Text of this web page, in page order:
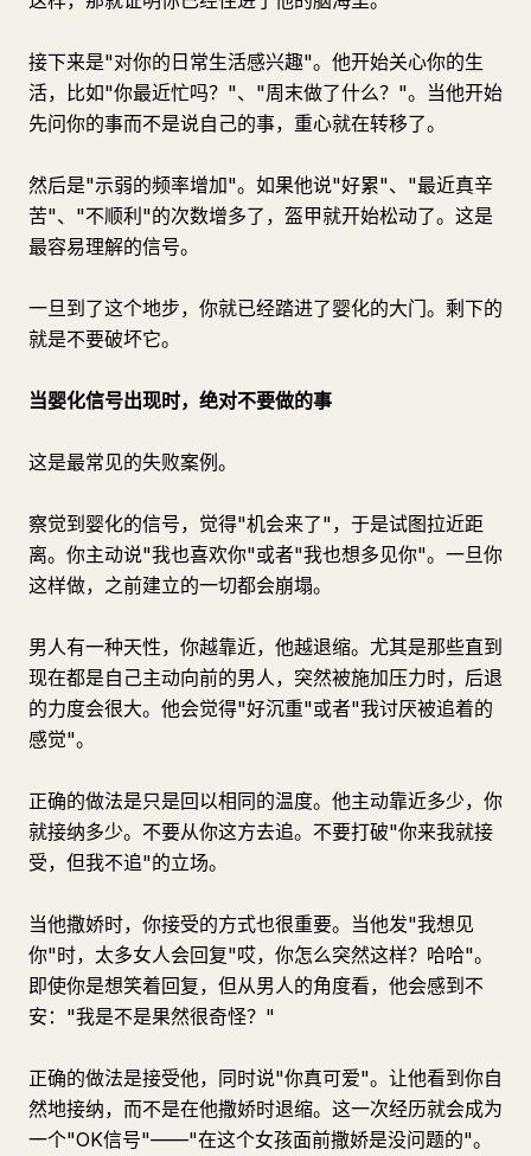
接下来是"对你的日常生活感兴趣"。他开始关心你的生
活，比如"你最近忙吗？"、"周末做了什么？"。当他开始
先问你的事而不是说自己的事，重心就在转移了。
然后是"示弱的频率增加"。如果他说"好累"、"最近真辛
苦"、"不顺利"的次数增多了，盔甲就开始松动了。这是
最容易理解的信号。
一旦到了这个地步，你就已经踏进了婴化的大门。剩下的
就是不要破坏它。
当婴化信号出现时，绝对不要做的事
这是最常见的失败案例。
察觉到婴化的信号，觉得"机会来了"，于是试图拉近距
离。你主动说"我也喜欢你"或者"我也想多见你"。一旦你
这样做，之前建立的一切都会崩塌。
男人有一种天性，你越靠近，他越退缩。尤其是那些直到
现在都是自己主动向前的男人，突然被施加压力时，后退
的力度会很大。他会觉得"好沉重"或者"我讨厌被追着的
感觉"。
正确的做法是只是回以相同的温度。他主动靠近多少，你
就接纳多少。不要从你这方去追。不要打破"你来我就接
受，但我不追"的立场。
当他撒娇时，你接受的方式也很重要。当他发"我想见
你"时，太多女人会回复"哎，你怎么突然这样？哈哈"。
即使你是想笑着回复，但从男人的角度看，他会感到不
安："我是不是果然很奇怪？"
正确的做法是接受他，同时说"你真可爱"。让他看到你自
然地接纳，而不是在他撒娇时退缩。这一次经历就会成为
一个"OK信号"——"在这个女孩面前撒娇是没问题的"。